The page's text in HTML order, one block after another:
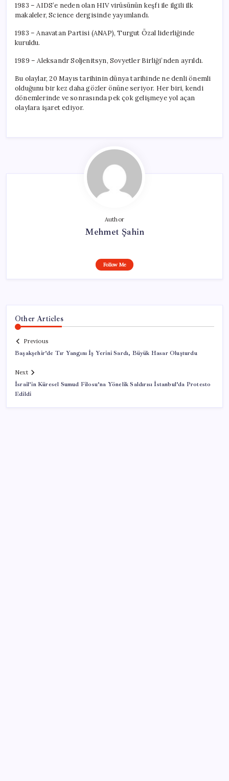
1983 – AIDS’e neden olan HIV virüsünün keşfi ile ilgili ilk
makaleler, Science dergisinde yayımlandı.
1983 – Anavatan Partisi (ANAP), Turgut Özal liderliğinde
kuruldu.
1989 – Aleksandr Soljenitsyn, Sovyetler Birliği’nden ayrıldı.
Bu olaylar, 20 Mayıs tarihinin dünya tarihinde ne denli önemli
olduğunu bir kez daha gözler önüne seriyor. Her biri, kendi
dönemlerinde ve sonrasında pek çok gelişmeye yol açan
olaylara işaret ediyor.
Author
Mehmet Şahin
Follow Me
Other Articles
Previous
Başakşehir’de Tır Yangını İş Yerini Sardı, Büyük Hasar Oluşturdu
Next
İsrail’in Küresel Sumud Filosu’na Yönelik Saldırısı İstanbul’da Protesto
Edildi